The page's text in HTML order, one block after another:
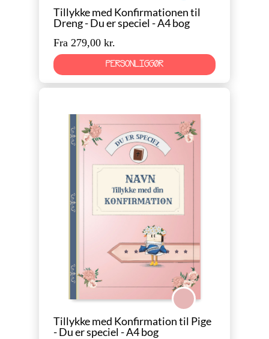
Tillykke med Konfirmationen til
Dreng - Du er speciel - A4 bog
Fra 279,00 kr.
PERSONLIGGØR
Konfirmation Pige
Tillykke med Konfirmation til Pige
- Du er speciel - A4 bog